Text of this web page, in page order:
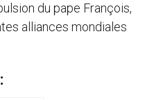
du pape François,
alliances mondiales